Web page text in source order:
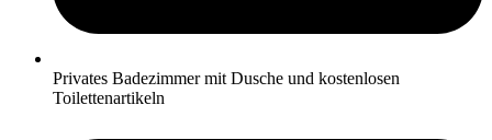
Privates Badezimmer mit Dusche und kostenlosen
Toilettenartikeln